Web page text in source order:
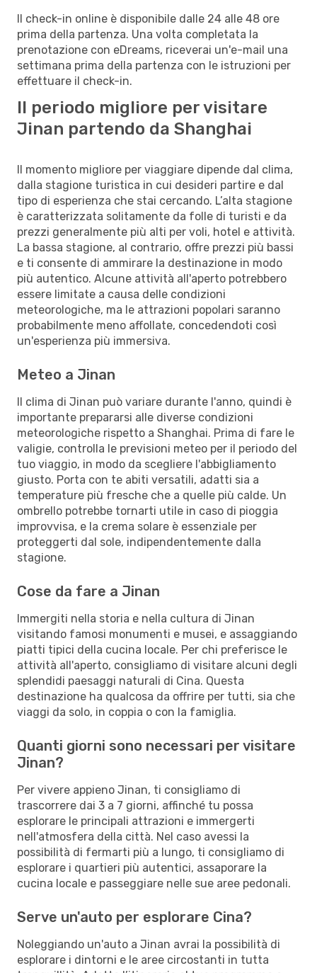
Il check-in online è disponibile dalle 24 alle 48 ore
prima della partenza. Una volta completata la
prenotazione con eDreams, riceverai un'e-mail una
settimana prima della partenza con le istruzioni per
effettuare il check-in.
Il periodo migliore per visitare
Jinan partendo da Shanghai
Il momento migliore per viaggiare dipende dal clima,
dalla stagione turistica in cui desideri partire e dal
tipo di esperienza che stai cercando. L’alta stagione
è caratterizzata solitamente da folle di turisti e da
prezzi generalmente più alti per voli, hotel e attività.
La bassa stagione, al contrario, offre prezzi più bassi
e ti consente di ammirare la destinazione in modo
più autentico. Alcune attività all'aperto potrebbero
essere limitate a causa delle condizioni
meteorologiche, ma le attrazioni popolari saranno
probabilmente meno affollate, concedendoti così
un'esperienza più immersiva.
Meteo a Jinan
Il clima di Jinan può variare durante l'anno, quindi è
importante prepararsi alle diverse condizioni
meteorologiche rispetto a Shanghai. Prima di fare le
valigie, controlla le previsioni meteo per il periodo del
tuo viaggio, in modo da scegliere l'abbigliamento
giusto. Porta con te abiti versatili, adatti sia a
temperature più fresche che a quelle più calde. Un
ombrello potrebbe tornarti utile in caso di pioggia
improvvisa, e la crema solare è essenziale per
proteggerti dal sole, indipendentemente dalla
stagione.
Cose da fare a Jinan
Immergiti nella storia e nella cultura di Jinan
visitando famosi monumenti e musei, e assaggiando
piatti tipici della cucina locale. Per chi preferisce le
attività all'aperto, consigliamo di visitare alcuni degli
splendidi paesaggi naturali di Cina. Questa
destinazione ha qualcosa da offrire per tutti, sia che
viaggi da solo, in coppia o con la famiglia.
Quanti giorni sono necessari per visitare
Jinan?
Per vivere appieno Jinan, ti consigliamo di
trascorrere dai 3 a 7 giorni, affinché tu possa
esplorare le principali attrazioni e immergerti
nell'atmosfera della città. Nel caso avessi la
possibilità di fermarti più a lungo, ti consigliamo di
esplorare i quartieri più autentici, assaporare la
cucina locale e passeggiare nelle sue aree pedonali.
Serve un'auto per esplorare Cina?
Noleggiando un'auto a Jinan avrai la possibilità di
esplorare i dintorni e le aree circostanti in tutta